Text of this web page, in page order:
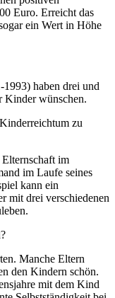
Euro. Erreicht das
ein Wert in Höhe
haben drei und
Kinder wünschen.
zu
im
im Laufe seines
kann ein
mit drei verschiedenen
Manche Eltern
den Kindern schön.
mit dem Kind